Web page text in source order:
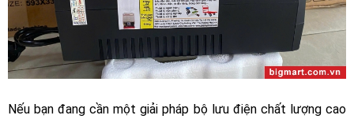
Nếu bạn đang cần một giải pháp bộ lưu điện chất lượng cao